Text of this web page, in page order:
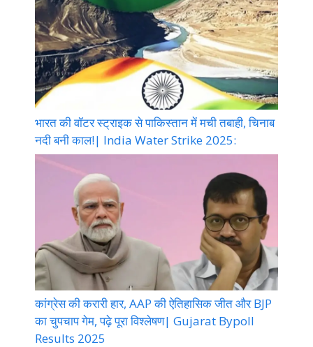
भारत की वॉटर स्ट्राइक से पाकिस्तान में मची तबाही, चिनाब
नदी बनी काल!| India Water Strike 2025:
कांग्रेस की करारी हार, AAP की ऐतिहासिक जीत और BJP
का चुपचाप गेम, पढ़े पूरा विश्लेषण| Gujarat Bypoll
Results 2025